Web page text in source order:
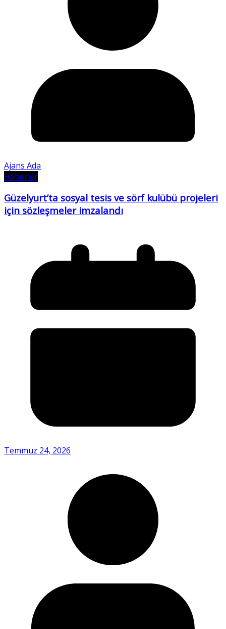
Ajans Ada
Haberler
Güzelyurt’ta sosyal tesis ve sörf kulübü projeleri
için sözleşmeler imzalandı
Temmuz 24, 2026